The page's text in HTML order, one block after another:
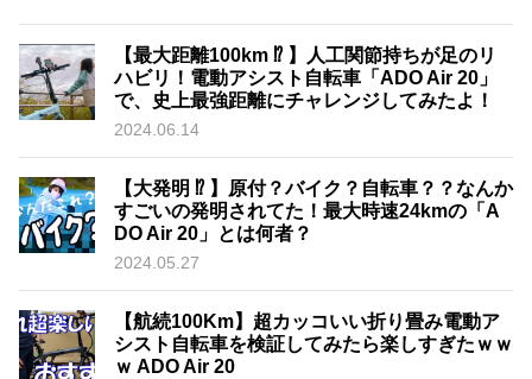
【最大距離100km ⁉︎ 】人工関節持ちが足のリ
ハビリ！電動アシスト自転車「ADO Air 20」
で、史上最強距離にチャレンジしてみたよ！
2024.06.14
【大発明 ⁉︎ 】原付？バイク？自転車？？なんか
すごいの発明されてた！最大時速24kmの「A
DO Air 20」とは何者？
2024.05.27
【航続100Km】超カッコいい折り畳み電動ア
シスト自転車を検証してみたら楽しすぎたｗｗ
ｗ ADO Air 20